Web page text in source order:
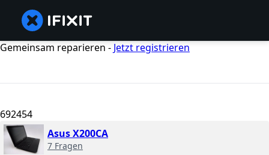
Gemeinsam reparieren - Jetzt registrieren
692454
Asus X200CA
7 Fragen